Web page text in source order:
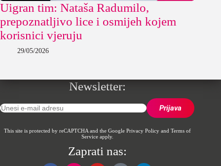
Uigran tim: Nataša Radumilo,
prepoznatljivo lice i osmijeh kojem
korisnici vjeruju
29/05/2026
Newsletter:
This site is protected by reCAPTCHA and the Google Privacy Policyand Terms of
Serviceapply.
Zaprati nas: